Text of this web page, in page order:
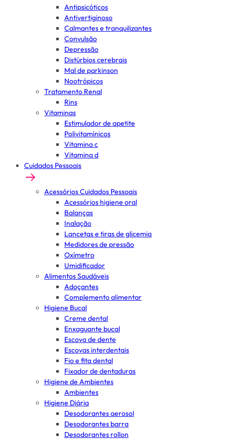
Antipsicóticos
Antivertiginoso
Calmantes e tranquilizantes
Convulsão
Depressão
Distúrbios cerebrais
Mal de parkinson
Nootrópicos
Tratamento Renal
Rins
Vitaminas
Estimulador de apetite
Polivitamínicos
Vitamina c
Vitamina d
Cuidados Pessoais
Acessórios Cuidados Pessoais
Acessórios higiene oral
Balanças
Inalação
Lancetas e tiras de glicemia
Medidores de pressão
Oxímetro
Umidificador
Alimentos Saudáveis
Adoçantes
Complemento alimentar
Higiene Bucal
Creme dental
Enxaguante bucal
Escova de dente
Escovas interdentais
Fio e fita dental
Fixador de dentaduras
Higiene de Ambientes
Ambientes
Higiene Diária
Desodorantes aerosol
Desodorantes barra
Desodorantes rollon